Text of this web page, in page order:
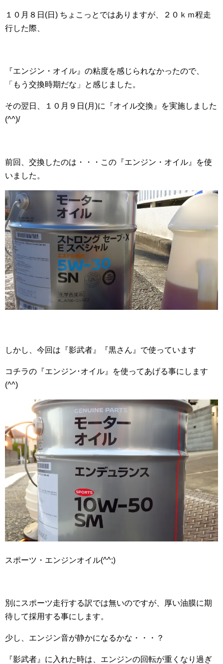
１０月８日(日) ちょこっとではありますが、２０ｋｍ程走
行した際、
『エンジン・オイル』の粘度を感じられなかったので、
「もう交換時期だな」と感じました。
その翌日、１０月９日(月)に『オイル交換』を実施しました
(^^)/
前回、交換したのは・・・この『エンジン・オイル』を使
いました。
しかし、今回は『影武者』『黒さん』で使っています
コチラの『エンジン･オイル』を使ってあげる事にします
(^^)
スポーツ・エンジンオイル(^^;)
別にスポーツ走行する訳では無いのですが、厚い油膜に期
待して採用する事にします。
少し、エンジン音が静かになるかな・・・？
『影武者』に入れた時は、エンジンの回転が重くなり過ぎ